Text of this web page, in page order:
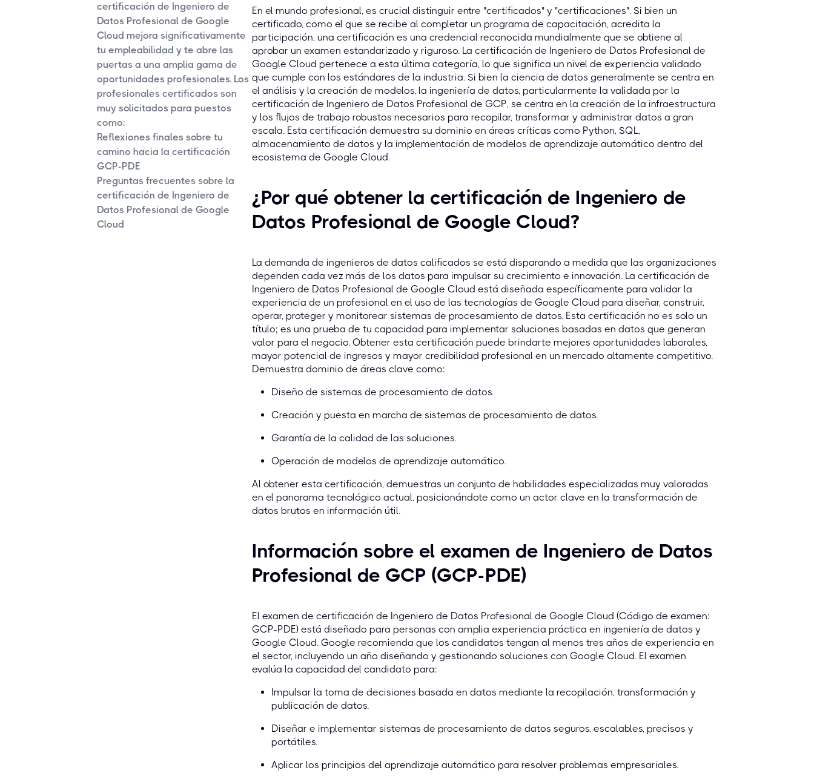
certificación de Ingeniero de
Datos Profesional de Google
Cloud mejora significativamente
tu empleabilidad y te abre las
puertas a una amplia gama de
oportunidades profesionales. Los
profesionales certificados son
muy solicitados para puestos
como:
Reflexiones finales sobre tu
camino hacia la certificación
GCP-PDE
Preguntas frecuentes sobre la
certificación de Ingeniero de
Datos Profesional de Google
Cloud
En el mundo profesional, es crucial distinguir entre "certificados" y "certificaciones". Si bien un
certificado, como el que se recibe al completar un programa de capacitación, acredita la
participación, una certificación es una credencial reconocida mundialmente que se obtiene al
aprobar un examen estandarizado y riguroso. La certificación de Ingeniero de Datos Profesional de
Google Cloud pertenece a esta última categoría, lo que significa un nivel de experiencia validado
que cumple con los estándares de la industria. Si bien la ciencia de datos generalmente se centra en
el análisis y la creación de modelos, la ingeniería de datos, particularmente la validada por la
certificación de Ingeniero de Datos Profesional de GCP, se centra en la creación de la infraestructura
y los flujos de trabajo robustos necesarios para recopilar, transformar y administrar datos a gran
escala. Esta certificación demuestra su dominio en áreas críticas como Python, SQL,
almacenamiento de datos y la implementación de modelos de aprendizaje automático dentro del
ecosistema de Google Cloud.
¿Por qué obtener la certificación de Ingeniero de
Datos Profesional de Google Cloud?
La demanda de ingenieros de datos calificados se está disparando a medida que las organizaciones
dependen cada vez más de los datos para impulsar su crecimiento e innovación. La certificación de
Ingeniero de Datos Profesional de Google Cloud está diseñada específicamente para validar la
experiencia de un profesional en el uso de las tecnologías de Google Cloud para diseñar, construir,
operar, proteger y monitorear sistemas de procesamiento de datos. Esta certificación no es solo un
título; es una prueba de tu capacidad para implementar soluciones basadas en datos que generan
valor para el negocio. Obtener esta certificación puede brindarte mejores oportunidades laborales,
mayor potencial de ingresos y mayor credibilidad profesional en un mercado altamente competitivo.
Demuestra dominio de áreas clave como:
Diseño de sistemas de procesamiento de datos.
Creación y puesta en marcha de sistemas de procesamiento de datos.
Garantía de la calidad de las soluciones.
Operación de modelos de aprendizaje automático.
Al obtener esta certificación, demuestras un conjunto de habilidades especializadas muy valoradas
en el panorama tecnológico actual, posicionándote como un actor clave en la transformación de
datos brutos en información útil.
Información sobre el examen de Ingeniero de Datos
Profesional de GCP (GCP-PDE)
El examen de certificación de Ingeniero de Datos Profesional de Google Cloud (Código de examen:
GCP-PDE) está diseñado para personas con amplia experiencia práctica en ingeniería de datos y
Google Cloud. Google recomienda que los candidatos tengan al menos tres años de experiencia en
el sector, incluyendo un año diseñando y gestionando soluciones con Google Cloud. El examen
evalúa la capacidad del candidato para:
Impulsar la toma de decisiones basada en datos mediante la recopilación, transformación y
publicación de datos.
Diseñar e implementar sistemas de procesamiento de datos seguros, escalables, precisos y
portátiles.
Aplicar los principios del aprendizaje automático para resolver problemas empresariales.